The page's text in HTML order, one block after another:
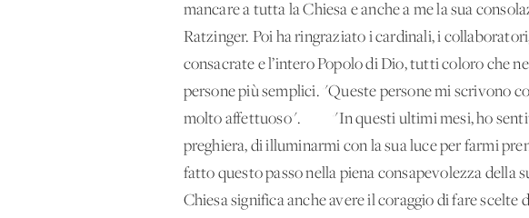
mancare a tutta la Chiesa e anche a me la sua
Ratzinger. Poi ha ringraziato i cardinali, i
consacrate e l’intero Popolo di Dio, tutti coloro che
persone più semplici. "Queste persone mi scrivono
molto affettuoso". "In questi ultimi mesi, ho sentito
preghiera, di illuminarmi con la sua luce per farmi
fatto questo passo nella piena consapevolezza della
Chiesa significa anche avere il coraggio di fare